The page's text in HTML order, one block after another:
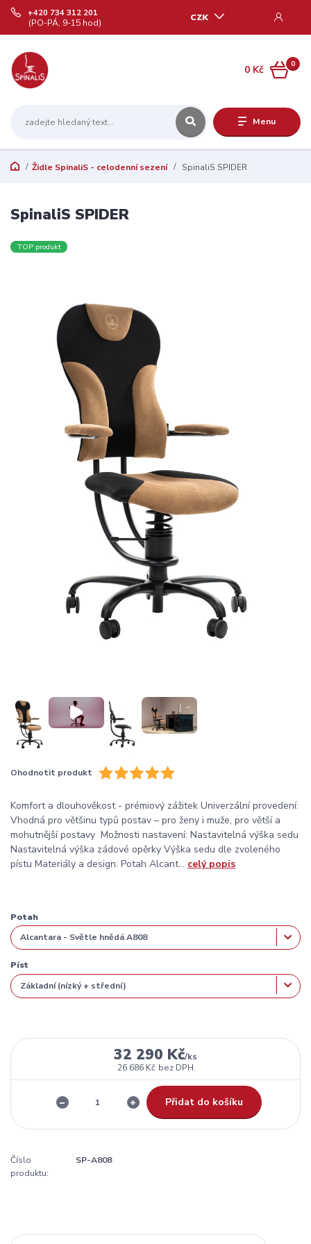
Menu
CZK
+420 734 312 201
(PO-PÁ, 9-15 hod)
0
0 Kč
Židle SpinaliS - celodenní sezení SpinaliS SPIDER
SpinaliS SPIDER
TOP produkt
Ohodnotit produkt
Komfort a dlouhověkost - prémiový zážitek Univerzální provedení:
Vhodná pro většinu typů postav – pro ženy i muže, pro větší a
mohutnější postavy Možnosti nastavení: Nastavitelná výška sedu
Nastavitelná výška zádové opěrky Výška sedu dle zvoleného
pístu Materiály a design: Potah Alcant... celý popis
Potah
Píst
32 290 Kč/ks
26 686 Kč bez DPH
Přidat do košíku
Číslo
produktu:
SP-A808